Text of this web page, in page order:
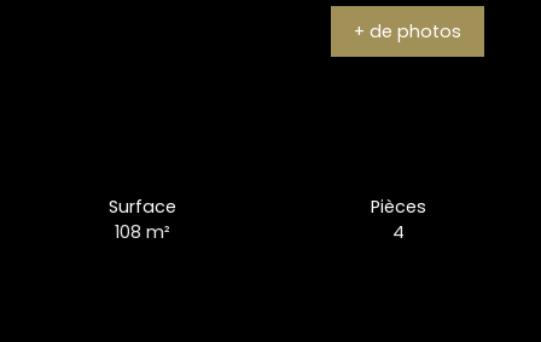
+ de photos
Surface
108m²
Pièces
4